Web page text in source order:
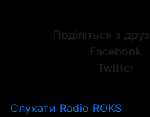
Поділіться з
Facebook
Twitter
Слухати Radio ROKS